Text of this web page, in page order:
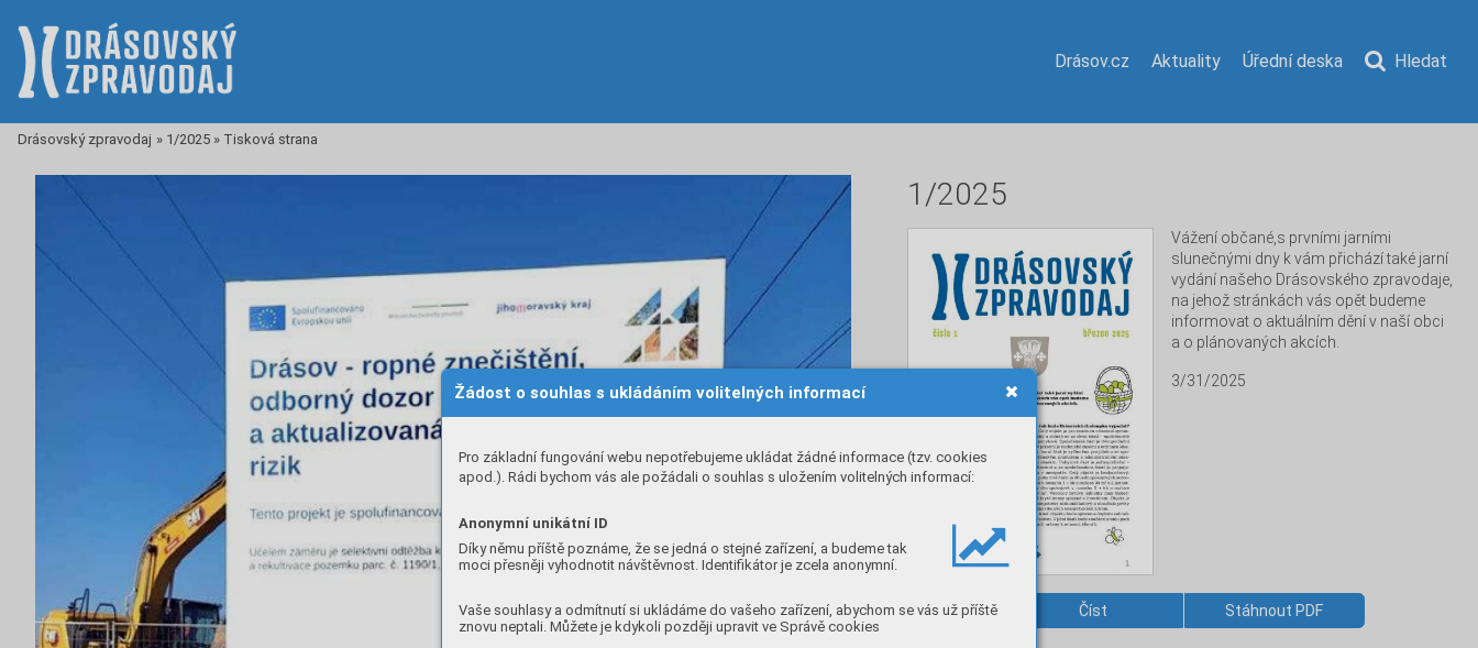
Žádost o souhlas s ukládáním volitelných informací
Pro základní fungování webu nepotřebujeme ukládat žádné informace (tzv. cookies
apod.). Rádi bychom vás ale požádali o souhlas s uložením volitelných informací:
Anonymní unikátní ID
Díky němu příště poznáme, že se jedná o stejné zařízení, a budeme tak
moci přesněji vyhodnotit návštěvnost. Identifikátor je zcela anonymní.
Vaše souhlasy a odmítnutí si ukládáme do vašeho zařízení, abychom se vás už příště
znovu neptali. Můžete je kdykoli později upravit ve Správě cookies
Drásov.cz Aktuality Úřední deska Hledat
Drásovský zpravodaj » 1/2025 » Tisková strana
1/2025
Vážení občané,s prvními jarními
slunečnými dny k vám přichází také jarní
vydání našeho Drásovského zpravodaje,
na jehož stránkách vás opět budeme
informovat o aktuálním dění v naší obci
a o plánovaných akcích.
3/31/2025
Číst Stáhnout PDF